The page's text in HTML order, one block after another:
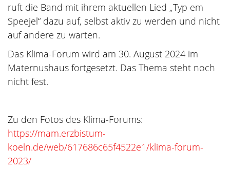
ruft die Band mit ihrem aktuellen Lied „Typ em
Speejel“ dazu auf, selbst aktiv zu werden und nicht
auf andere zu warten.
Das Klima-Forum wird am 30. August 2024 im
Maternushaus fortgesetzt. Das Thema steht noch
nicht fest.
Zu den Fotos des Klima-Forums:
https://mam.erzbistum-
koeln.de/web/617686c65f4522e1/klima-forum-
2023/